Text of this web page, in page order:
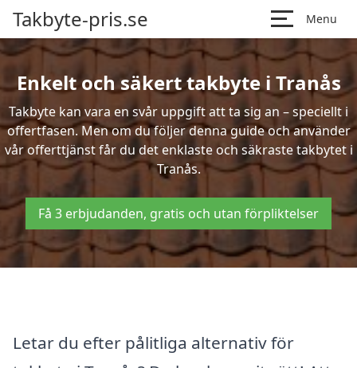
Takbyte-pris.se Menu
Enkelt och säkert takbyte i Tranås
Takbyte kan vara en svår uppgift att ta sig an – speciellt i
offertfasen. Men om du följer denna guide och använder
vår offerttjänst får du det enklaste och säkraste takbytet i
Tranås.
Få 3 erbjudanden, gratis och utan förpliktelser
Letar du efter pålitliga alternativ för